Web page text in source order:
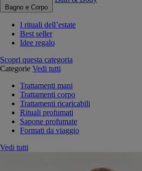
Bagno e Corpo
I rituali dell’estate
Best seller
Idee regalo
Scopri questa categoria
Categorie Vedi tutti
Trattamenti mani
Trattamenti corpo
Trattamenti ricaricabili
Rituali profumati
Sapone profumate
Formati da viaggio
Vedi tutti